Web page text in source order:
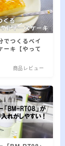
でつくるベイ
ーキ【やって
商品レビュー